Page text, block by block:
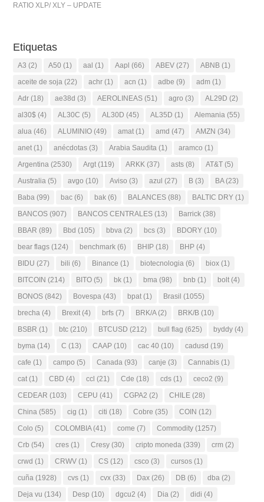
RATIO XLP/ XLY – UPDATE
Etiquetas
A3 (2) A50 (1) aal (1) Aapl (66) ABEV (27) ABNB (1)
aceite de soja (22) achr (1) acn (1) adbe (9) adm (1)
Adr (18) ae38d (3) AEROLINEAS (51) agro (3) AL29D (2)
al30$ (4) AL30C (5) AL30D (45) AL35D (1) Alemania (55)
alua (46) ALUMINIO (49) amat (1) amd (47) AMZN (34)
anet (1) anécdotas (3) Arabia Saudita (1) aramco (1)
Argentina (2530) Argt (119) ARKK (37) asts (8) AT&T (5)
Australia (5) avgo (10) Aviso (3) azul (27) B (3) BA(23)
Baba (99) bac (6) bak (6) BALANCES (88) BALTIC DRY (1)
BANCOS (907) BANCOS CENTRALES (13) Barrick (38)
BBAR (89) Bbd (105) bbva (2) bcs (3) BDORY (10)
bear flags (124) benchmark (6) BHIP (18) BHP (4)
BIDU (27) bili (6) Binance (1) biotecnologia (6) biox (1)
BITCOIN (214) BITO (5) bk (1) bma (98) bnb (1) bolt (4)
BONOS (842) Bovespa (43) bpat (1) Brasil (1055)
brecha (4) Brexit (4) brfs (7) BRK/A(2) BRK/B (10)
BSBR (1) btc (210) BTCUSD (212) bull flag (625) byddy (4)
byma (14) C (13) CAAP (10) cac 40 (10) cadusd (19)
cafe (1) campo (5) Canada (93) canje (3) Cannabis (1)
cat (1) CBD (4) ccl (21) Cde (18) cds (1) ceco2 (9)
CEDEAR (103) CEPU (41) CGPA2 (2) CHILE (28)
China (585) cig (1) citi (18) Cobre (35) COIN (12)
Colo (5) COLOMBIA(41) come (7) Commodity (1257)
Crb (54) cres (1) Cresy (30) cripto moneda (339) crm (2)
crwd (1) CRWV (1) CS (12) csco (3) cursos (1)
cuña (1928) cvs (1) cvx (33) Dax (26) DB (6) dba (2)
Deja vu (134) Desp (10) dgcu2 (4) Dia (2) didi (4)